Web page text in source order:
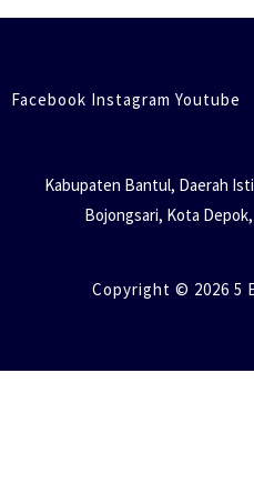
Facebook Instagram Youtube
Kabupaten Bantul, Daerah
Bojongsari, Kota
Copyright © 2026 5